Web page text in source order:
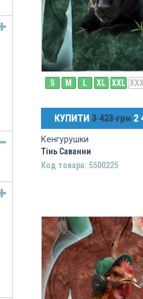
S M L XL XXL
КУПИТИ 3 423 грн 2
Кенгурушки
Тінь Саванни
Код товара: 5500225